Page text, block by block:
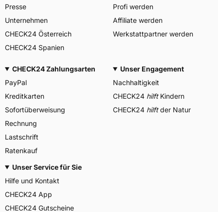
Presse
Unternehmen
CHECK24 Österreich
CHECK24 Spanien
Profi werden
Affiliate werden
Werkstattpartner werden
CHECK24 Zahlungsarten
PayPal
Kreditkarten
Sofortüberweisung
Rechnung
Lastschrift
Ratenkauf
Unser Engagement
Nachhaltigkeit
CHECK24 hilftKindern
CHECK24 hilftder Natur
Unser Service für Sie
Hilfe und Kontakt
CHECK24 App
CHECK24 Gutscheine